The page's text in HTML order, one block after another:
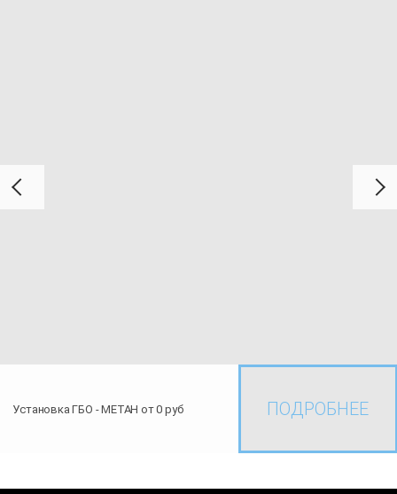
Установка ГБО - МЕТАН от 0 руб ПОДРОБНЕЕ